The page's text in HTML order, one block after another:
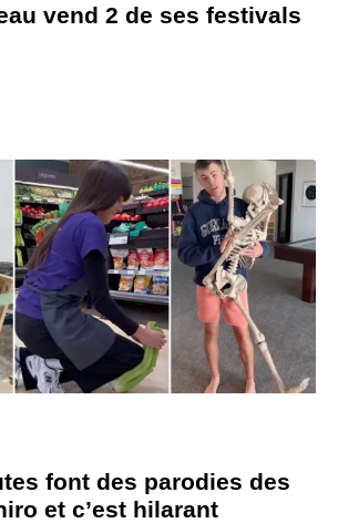
vend 2 de ses festivals
font des parodies des
et c’est hilarant